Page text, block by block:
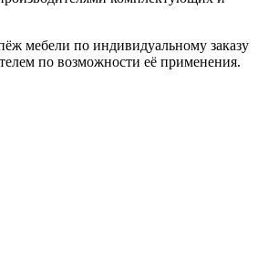
мебели по индивидуальному заказу
по возможности её применения.